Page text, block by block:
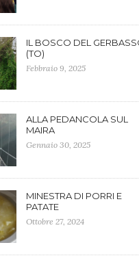
IL BOSCO DEL
(TO)
Febbraio 9, 2025
ALLA PEDANCOLA SUL
MAIRA
Gennaio 30, 2025
MINESTRA DI PORRI E
PATATE
Ottobre 27, 2024